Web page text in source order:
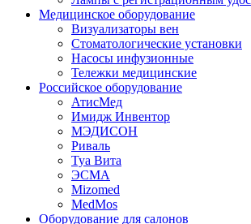
Медицинское оборудование
Визуализаторы вен
Стоматологические установки
Насосы инфузионные
Тележки медицинские
Российское оборудование
АтисМед
Имидж Инвентор
МЭДИСОН
Риваль
Туа Вита
ЭСМА
Mizomed
MedMos
Оборудование для салонов